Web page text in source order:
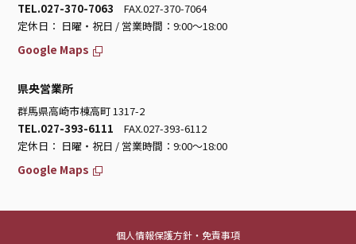
TEL.027-370-7063 FAX.027-370-7064
定休日： 日曜・祝日 / 営業時間：9:00～18:00
Google Maps
県央営業所
群馬県高崎市棟高町 1317-2
TEL.027-393-6111 FAX.027-393-6112
定休日： 日曜・祝日 / 営業時間：9:00～18:00
Google Maps
個人情報保護方針・免責事項